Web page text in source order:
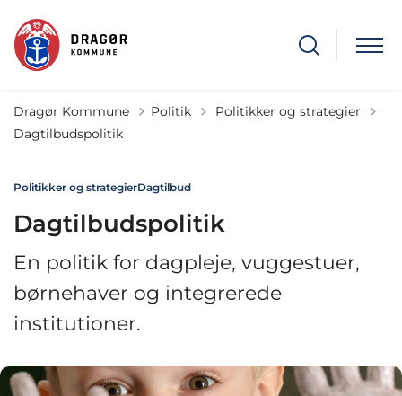
Dragør Kommune Politik Tilbage til
Politikker og strategier
Dagtilbudspolitik
Politikker og strategierDagtilbud
Dagtilbudspolitik
En politik for dagpleje, vuggestuer,
børnehaver og integrerede
institutioner.